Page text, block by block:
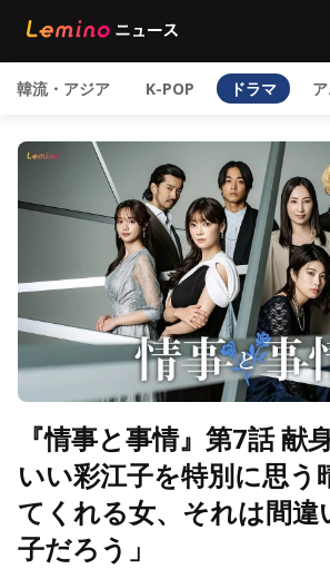
韓流・アジア K-POP ドラマ
『情事と事情』第7話 献
いい彩江子を特別に思う
てくれる女、それは間違
子だろう」